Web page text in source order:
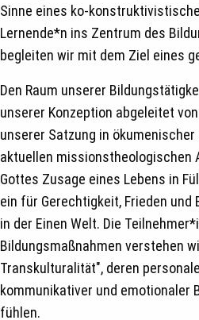
Sinne eines ko-
Lernende*n ins Zentrum des
begleiten wir mit dem Ziel eines
Den Raum unserer
unserer Konzeption abgeleitet
unserer Satzung in
aktuellen missionstheologischen
Gottes Zusage eines Lebens in
ein für Gerechtigkeit, Frieden und
in der Einen Welt. Die
Bildungsmaßnahmen verstehen
Transkulturalität", deren
kommunikativer und emotionaler
fühlen.